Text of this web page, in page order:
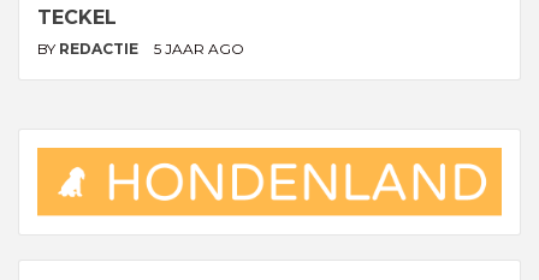
TECKEL
BY REDACTIE 5 JAAR AGO